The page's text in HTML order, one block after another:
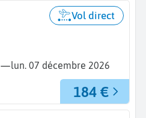
—lun. 07 décembre 2026
Vol direct
184 €